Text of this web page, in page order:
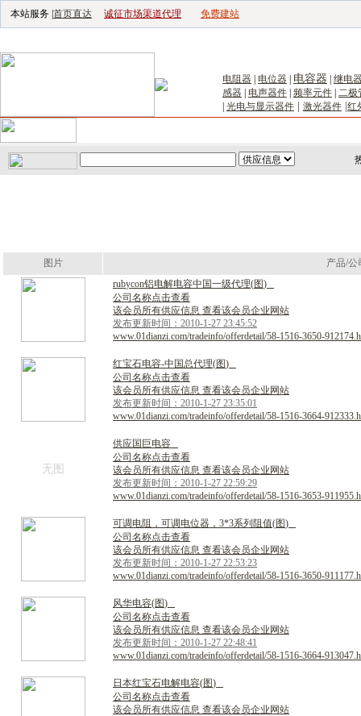
本站服务 | 首页直达 诚征市场渠道代理 免费建站
电阻器 电位器 电容器
继电
感器
电声器件 频率元件 二极
光电与显示器件 激光器件 红
图片
产品/公
rubycon铝电解电容中 国一级代理(图)
公司名称点击查看
该会员所有供应信息 查看该会员企业网站
发布更新时间：2010-1-27 23:45:52
www.01dianzi.com/tradeinfo/offerdetail/58-1516-3650-
红宝石电容-中 国总代理(图)
公司名称点击查看
该会员所有供应信息 查看该会员企业网站
发布更新时间：2010-1-27 23:35:01
www.01dianzi.com/tradeinfo/offerdetail/58-1516-3664-
无图
供应国 巨电容
公司名称点击查看
该会员所有供应信息 查看该会员企业网站
发布更新时间：2010-1-27 22:59:29
www.01dianzi.com/tradeinfo/offerdetail/58-1516-3653-
可调 电阻 ， 可调 电位器 ， 3*3系列 阻 值(图)
公司名称点击查看
该会员所有供应信息 查看该会员企业网站
发布更新时间：2010-1-27 22:53:23
www.01dianzi.com/tradeinfo/offerdetail/58-1516-3650-
风华电容(图)
公司名称点击查看
该会员所有供应信息 查看该会员企业网站
发布更新时间：2010-1-27 22:48:41
www.01dianzi.com/tradeinfo/offerdetail/58-1516-3664-
日 本红宝石电解电容(图)
公司名称点击查看
该会员所有供应信息 查看该会员企业网站